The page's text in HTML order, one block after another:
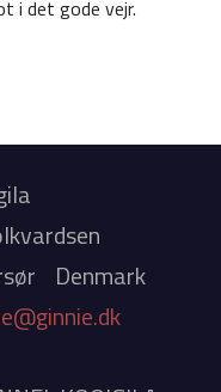
i det gode vejr.
Denmark